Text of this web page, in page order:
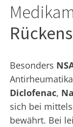
Besonders
Diclofenac,
sich bei
bewährt. Bei